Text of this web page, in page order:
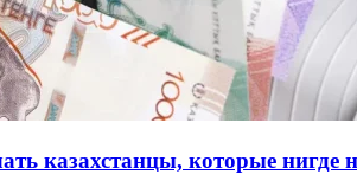
казахстанцы, которые нигде